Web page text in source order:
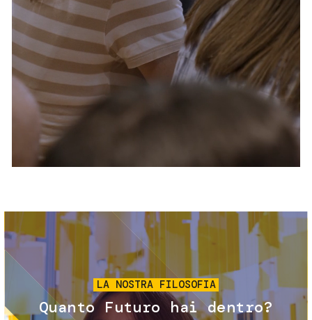
Servizi e accessibilità
Contatti
FAQ
Biglietti
Immagine
LA NOSTRA FILOSOFIA
Quanto Futuro hai dentro?